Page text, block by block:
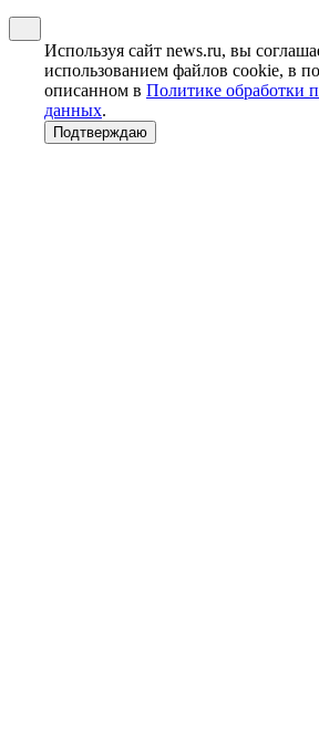
Используя сайт news.ru, вы
использованием файлов cookie, в
описанном в Политике обработки
данных.
Подтверждаю